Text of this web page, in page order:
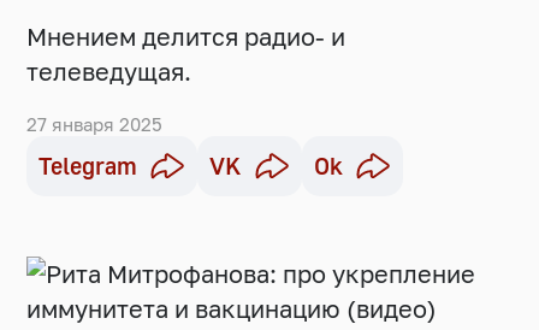
Мнением делится радио- и
телеведущая.
27 января 2025
Telegram VK Ok